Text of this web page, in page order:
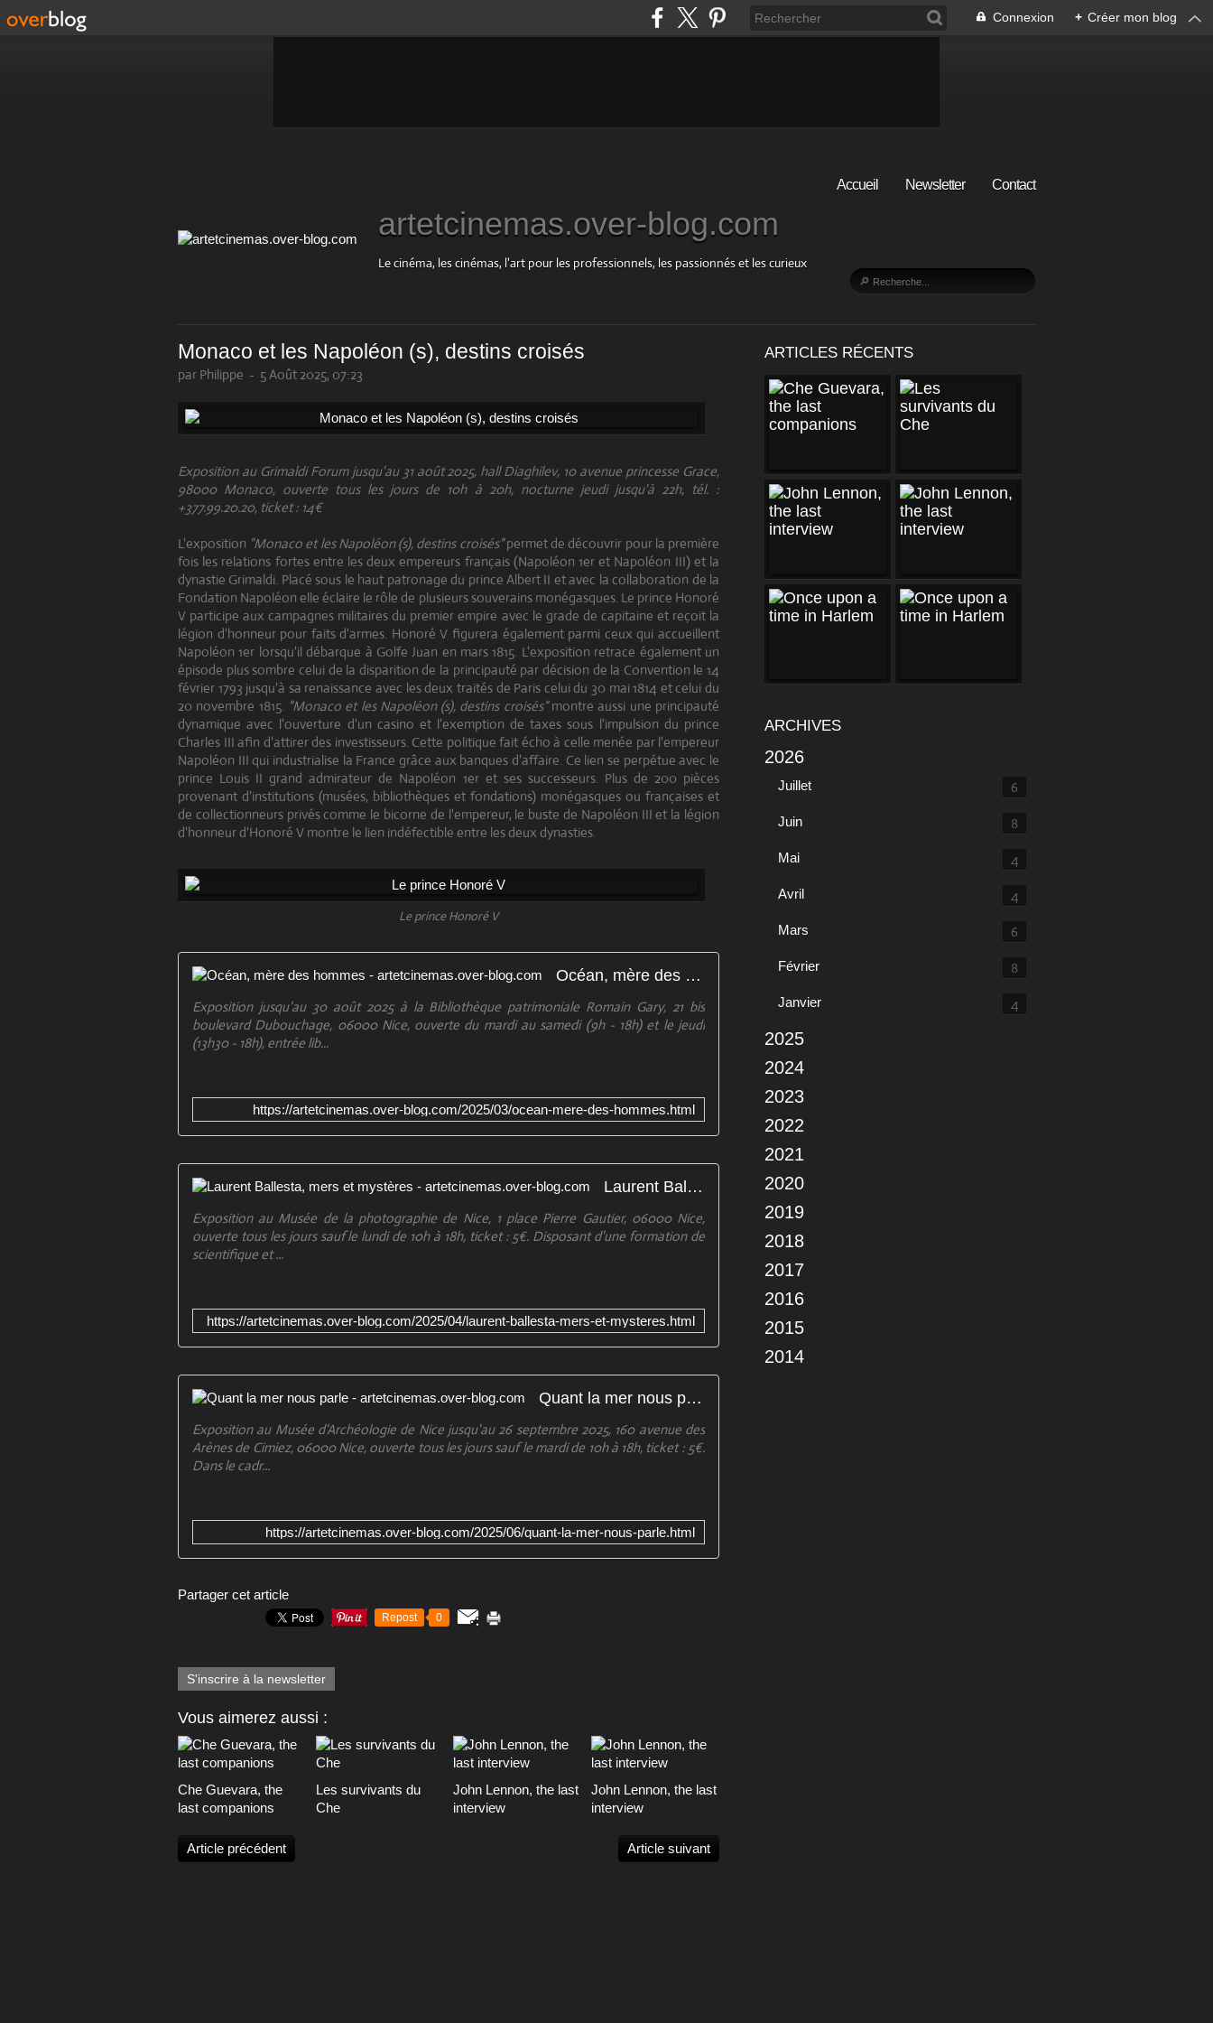
Connexion + Créer mon blog
Accueil Newsletter Contact
artetcinemas.over-blog.com
Le cinéma, les cinémas, l'art pour les professionnels, les passionnés et les curieux
Monaco et les Napoléon (s), destins croisés
par Philippe - 5 Août 2025, 07:23
Exposition au Grimaldi Forum jusqu'au 31 août 2025, hall Diaghilev, 10 avenue princesse Grace,
98000 Monaco, ouverte tous les jours de 10h à 20h, nocturne jeudi jusqu'à 22h, tél. :
+377.99.20.20, ticket : 14€
L'exposition "Monaco et les Napoléon (s), destins croisés"permet de découvrir pour la première
fois les relations fortes entre les deux empereurs français (Napoléon 1er et Napoléon III) et la
dynastie Grimaldi. Placé sous le haut patronage du prince Albert II et avec la collaboration de la
Fondation Napoléon elle éclaire le rôle de plusieurs souverains monégasques. Le prince Honoré
V participe aux campagnes militaires du premier empire avec le grade de capitaine et reçoit la
légion d'honneur pour faits d'armes. Honoré V figurera également parmi ceux qui accueillent
Napoléon 1er lorsqu'il débarque à Golfe Juan en mars 1815. L'exposition retrace également un
épisode plus sombre celui de la disparition de la principauté par décision de la Convention le 14
février 1793 jusqu'à sa renaissance avec les deux traités de Paris celui du 30 mai 1814 et celui du
20 novembre 1815. "Monaco et les Napoléon (s), destins croisés"montre aussi une principauté
dynamique avec l'ouverture d'un casino et l'exemption de taxes sous l'impulsion du prince
Charles III afin d'attirer des investisseurs. Cette politique fait écho à celle menée par l'empereur
Napoléon III qui industrialise la France grâce aux banques d'affaire. Ce lien se perpétue avec le
prince Louis II grand admirateur de Napoléon 1er et ses successeurs. Plus de 200 pièces
provenant d'institutions (musées, bibliothèques et fondations) monégasques ou françaises et
de collectionneurs privés comme le bicorne de l'empereur, le buste de Napoléon III et la légion
d'honneur d'Honoré V montre le lien indéfectible entre les deux dynasties.
Le prince Honoré V
Océan, mère des hommes - artetcinemas.over-blog.com
Exposition jusqu'au 30 août 2025 à la Bibliothèque patrimoniale Romain Gary, 21 bis
boulevard Dubouchage, 06000 Nice, ouverte du mardi au samedi (9h - 18h) et le jeudi
(13h30 - 18h), entrée lib...
https://artetcinemas.over-blog.com/2025/03/ocean-mere-des-hommes.html
Laurent Ballesta, mers et mystères - artetcinemas.over-blog.com
Exposition au Musée de la photographie de Nice, 1 place Pierre Gautier, 06000 Nice,
ouverte tous les jours sauf le lundi de 10h à 18h, ticket : 5€. Disposant d'une formation de
scientifique et ...
https://artetcinemas.over-blog.com/2025/04/laurent-ballesta-mers-et-mysteres.html
Quant la mer nous parle - artetcinemas.over-blog.com
Exposition au Musée d'Archéologie de Nice jusqu'au 26 septembre 2025, 160 avenue des
Arènes de Cimiez, 06000 Nice, ouverte tous les jours sauf le mardi de 10h à 18h, ticket : 5€.
Dans le cadr...
https://artetcinemas.over-blog.com/2025/06/quant-la-mer-nous-parle.html
Partager cet article
Repost 0
S'inscrire à la newsletter
Vous aimerez aussi :
Che Guevara, the
last companions
Les survivants du
Che
John Lennon, the last
interview
John Lennon, the last
interview
Article précédent Article suivant
ARTICLES RÉCENTS
ARCHIVES
2026
Juillet 6
Juin 8
Mai 4
Avril 4
Mars 6
Février 8
Janvier 4
2025
2024
2023
2022
2021
2020
2019
2018
2017
2016
2015
2014